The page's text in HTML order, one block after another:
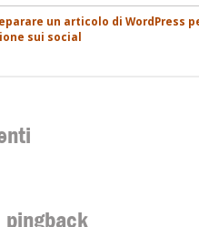
un articolo di WordPress
sui social
pingback